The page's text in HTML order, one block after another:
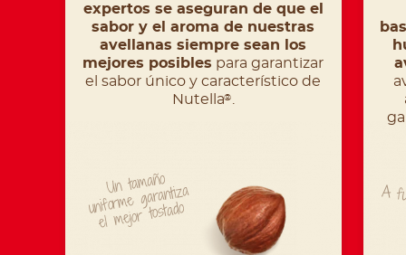
expertos se aseguran de que el
sabor y el aroma de nuestras
avellanas siempre sean los
mejores posibles para garantizar
el sabor único y característico de
Nutella® .
Un tamaño
uniforme garantiza
el mejor tostado A